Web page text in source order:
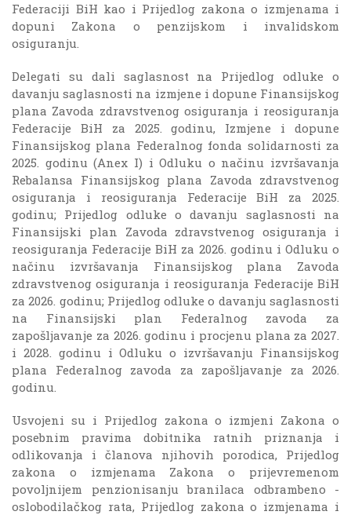
Federaciji BiH kao i Prijedlog zakona o izmjenama i
dopuni Zakona o penzijskom i invalidskom
osiguranju.
Delegati su dali saglasnost na Prijedlog odluke o
davanju saglasnosti na izmjene i dopune Finansijskog
plana Zavoda zdravstvenog osiguranja i reosiguranja
Federacije BiH za 2025. godinu, Izmjene i dopune
Finansijskog plana Federalnog fonda solidarnosti za
2025. godinu (Anex I) i Odluku o načinu izvršavanja
Rebalansa Finansijskog plana Zavoda zdravstvenog
osiguranja i reosiguranja Federacije BiH za 2025.
godinu; Prijedlog odluke o davanju saglasnosti na
Finansijski plan Zavoda zdravstvenog osiguranja i
reosiguranja Federacije BiH za 2026. godinu i Odluku o
načinu izvršavanja Finansijskog plana Zavoda
zdravstvenog osiguranja i reosiguranja Federacije BiH
za 2026. godinu; Prijedlog odluke o davanju saglasnosti
na Finansijski plan Federalnog zavoda za
zapošljavanje za 2026. godinu i procjenu plana za 2027.
i 2028. godinu i Odluku o izvršavanju Finansijskog
plana Federalnog zavoda za zapošljavanje za 2026.
godinu.
Usvojeni su i Prijedlog zakona o izmjeni Zakona o
posebnim pravima dobitnika ratnih priznanja i
odlikovanja i članova njihovih porodica, Prijedlog
zakona o izmjenama Zakona o prijevremenom
povoljnijem penzionisanju branilaca odbrambeno -
oslobodilačkog rata, Prijedlog zakona o izmjenama i